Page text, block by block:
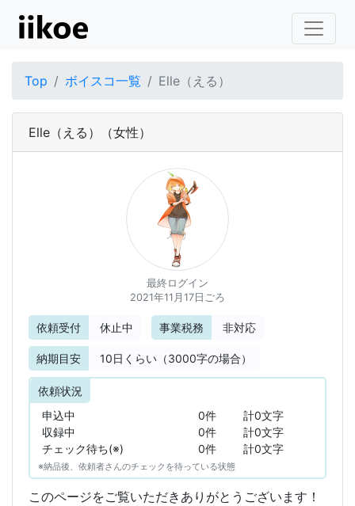
Top ボイスコ一覧 Elle（える）
Elle（える） （女性）
最終ログイン
2021年11月17日ごろ
依頼受付 休止中 事業税務 非対応
納期目安 10日くらい（3000字の場合）
依頼状況
申込中
0件
計0文字
収録中
0件
計0文字
チェック待ち(※)
0件 計0文字
※納品後、依頼者さんのチェックを待っている状態
このページをご覧いただきありがとうございます！